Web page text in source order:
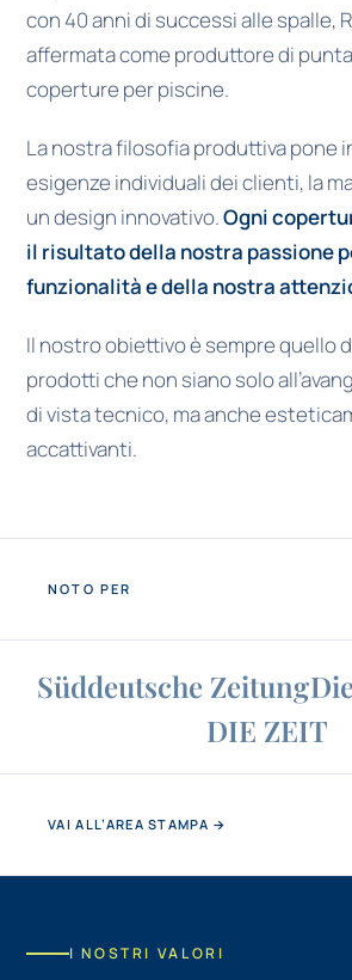
con 40 anni di successi alle spalle,
affermata come produttore di
coperture per piscine.
La nostra filosofia produttiva pone
esigenze individuali dei clienti, la
un design innovativo.Ogni
il risultato della nostra passione
funzionalità e della nostra
Il nostro obiettivo è sempre quello
prodotti che non siano solo
di vista tecnico, ma anche
accattivanti.
NOTO PER
Süddeutsche Zeitung
DIE ZEIT
VAI ALL’AREA STAMPA →
I NOSTRI VALORI